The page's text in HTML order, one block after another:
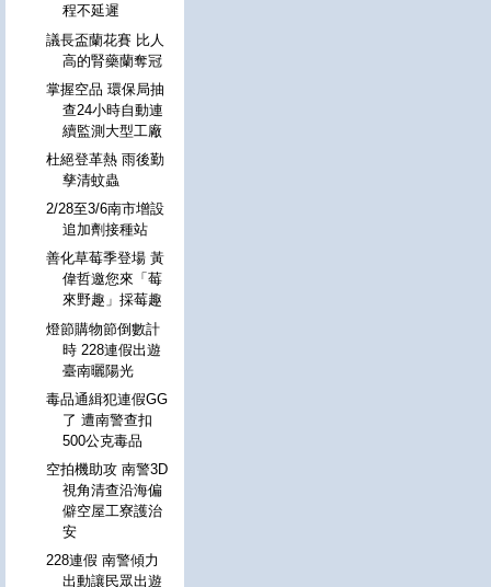
程不延遲
議長盃蘭花賽 比人
高的腎藥蘭奪冠
掌握空品 環保局抽
查24小時自動連
續監測大型工廠
杜絕登革熱 雨後勤
孳清蚊蟲
2/28至3/6南市增設
追加劑接種站
善化草莓季登場 黃
偉哲邀您來「莓
來野趣」採莓趣
燈節購物節倒數計
時 228連假出遊
臺南曬陽光
毒品通緝犯連假GG
了 遭南警查扣
500公克毒品
空拍機助攻 南警3D
視角清查沿海偏
僻空屋工寮護治
安
228連假 南警傾力
出動讓民眾出遊